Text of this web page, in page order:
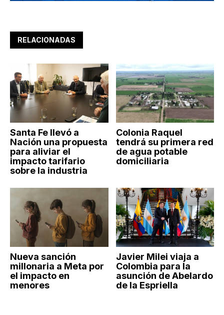
RELACIONADAS
Santa Fe llevó a
Nación una propuesta
para aliviar el
impacto tarifario
sobre la industria
Colonia Raquel
tendrá su primera red
de agua potable
domiciliaria
Nueva sanción
millonaria a Meta por
el impacto en
menores
Javier Milei viaja a
Colombia para la
asunción de Abelardo
de la Espriella